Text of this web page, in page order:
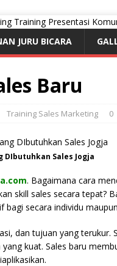
JURU BICARA
Baru
Training Sales Marketing 0
DIbutuhkan Sales Jogja
. Bagaimana cara
skill sales secara tepat?
secara individu
dan tujuan yang terukur.
kuat. Sales baru